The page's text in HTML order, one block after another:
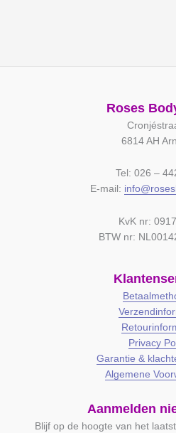
Roses
6814 AH
Tel: 026 –
E-mail:
KvK nr:
BTW nr:
Privacy
Garantie &
Algemene
Aanmelden
Blijf op de hoogte van het